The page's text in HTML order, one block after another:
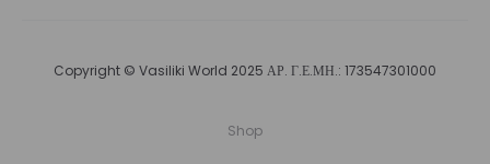
Copyright © Vasiliki World 2025 ΑΡ. Γ.Ε.ΜΗ.: 173547301000
Shop